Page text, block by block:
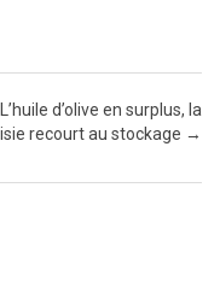
L’huile d’olive en surplus, la
recourt au stockage →